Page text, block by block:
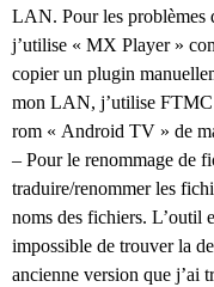
LAN. Pour les problèmes
j’utilise « MX Player »
copier un plugin
mon LAN, j’utilise FTMC
rom « Android TV » de
– Pour le renommage de
traduire/renommer les
noms des fichiers. L’outil
impossible de trouver la
ancienne version que j’ai